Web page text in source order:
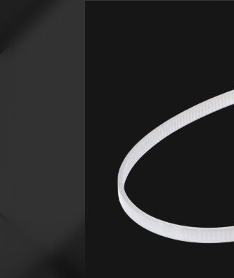
Строительная химия
Лакокрасочные
материалы
Крепление
Расходные
материалы
Общестроительные